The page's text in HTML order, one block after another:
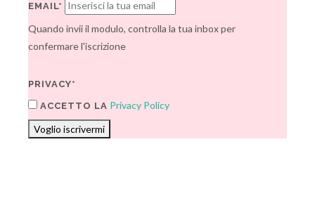
EMAIL*
Quando invii il modulo, controlla la tua inbox per
confermare l'iscrizione
PRIVACY*
ACCETTO LA Privacy Policy
Voglio iscrivermi